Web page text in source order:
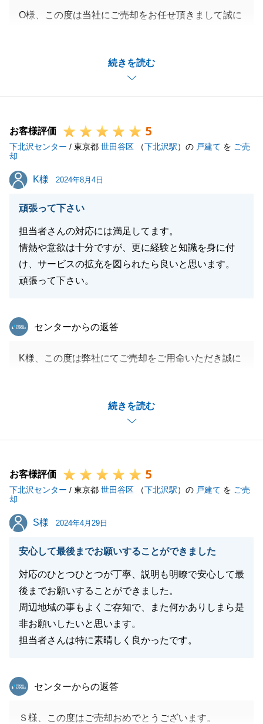
続きを読む
O様、この度は当社にご売却をお任せ頂きまして誠に
今後も不動産でのお困りごとがございましたら、是非
ともお声がけくださいませ。
お客様評価 5
下北沢センター / 東京都 世田谷区 （下北沢駅）の 戸建て を ご売
却
K様
K様 2024年8月4日
頑張って下さい
担当者さんの対応には満足してます。
情熱や意欲は十分ですが、更に経験と知識を身に付
け、サービスの拡充を図られたら良いと思います。
頑張って下さい。
続きを読む
東急リバブル
センターからの返答
K様、この度は弊社にてご売却をご用命いただき誠に
また、貴重なご意見ありがとうございます。より一層
ご満足いただけるよう尽力いたします。
絡くださいませ。
今後ともどうぞよろしくお願いいたします。
お客様評価 5
下北沢センター / 東京都 世田谷区 （下北沢駅）の 戸建て を ご売
却
S様
S様 2024年4月29日
安心して最後までお願いすることができました
対応のひとつひとつが丁寧、説明も明瞭で安心して最
後までお願いすることができました。
周辺地域の事もよくご存知で、また何かありしまら是
非お願いしたいと思います。
担当者さんは特に素晴しく良かったです。
東急リバブル
センターからの返答
Ｓ様、この度はご売却おめでとうございます。